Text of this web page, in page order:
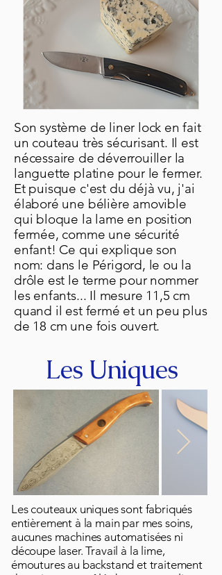
Son système de liner lock en fait
un couteau très sécurisant. Il est
nécessaire de déverrouiller la
languette platine pour le fermer.
Et puisque c'est du déjà vu, j'ai
élaboré une bélière amovible
qui bloque la lame en position
fermée, comme une sécurité
enfant! Ce qui explique son
nom: dans le Périgord, le ou la
drôle est le terme pour nommer
les enfants... Il mesure 11,5 cm
quand il est fermé et un peu plus
de 18 cm une fois ouvert.
Les Uniques
Les couteaux uniques sont fabriqués
entièrement à la main par mes soins,
aucunes machines automatisées ni
découpe laser. Travail à la lime,
émoutures au backstand et traitement